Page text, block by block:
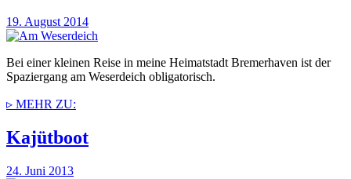
19. August 2014
Bei einer kleinen Reise in meine Heimatstadt Bremerhaven ist der
Spaziergang am Weserdeich obligatorisch.
▹ MEHR ZU:
Kajütboot
24. Juni 2013